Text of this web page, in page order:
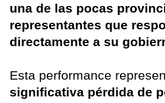
una de las pocas
representantes que
directamente a su
Esta performance
significativa pérdida de